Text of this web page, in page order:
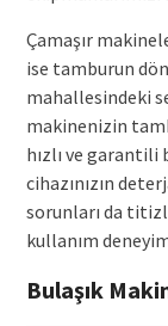
Çamaşır
ise tamburun
mahallesindeki
makinenizin
hızlı ve garantili
cihazınızın
sorunları da
kullanım
Bulaşık